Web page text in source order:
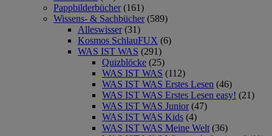
Pappbilderbücher (161)
Wissens- & Sachbücher (589)
Alleswisser (31)
Kosmos SchlauFUX (6)
WAS IST WAS (291)
Quizblöcke (25)
WAS IST WAS (112)
WAS IST WAS Erstes Lesen (46)
WAS IST WAS Erstes Lesen easy! (21)
WAS IST WAS Junior (47)
WAS IST WAS Kids (4)
WAS IST WAS Meine Welt (36)